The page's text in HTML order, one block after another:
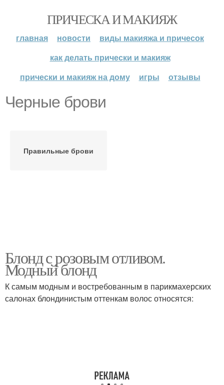
ПРИЧЕСКА И МАКИЯЖ
главная новости
виды макияжа и причесок
как делать прически и макияж
прически и макияж на дому
игры отзывы
Черные брови
Правильные брови
Блонд с розовым отливом.
Модный блонд
К самым модным и востребованным в парикмахерских
салонах блондинистым оттенкам волос относятся: